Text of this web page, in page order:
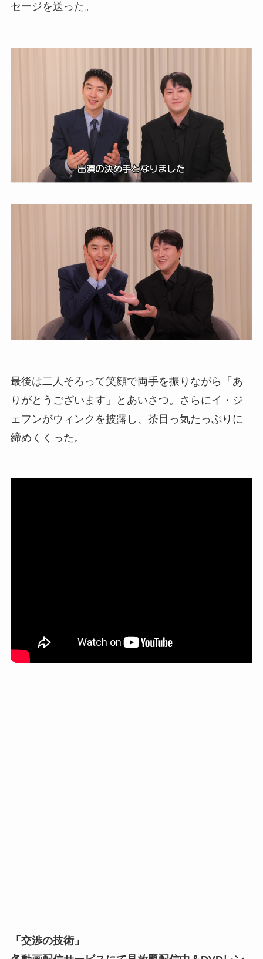
セージを送った。
最後は二人そろって笑顔で両手を振りながら「あ
りがとうございます」とあいさつ。さらにイ・ジ
ェフンがウィンクを披露し、茶目っ気たっぷりに
締めくくった。
「交渉の技術」